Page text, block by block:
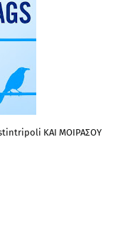
ΚΑΙ ΜΟΙΡΑΣΟΥ